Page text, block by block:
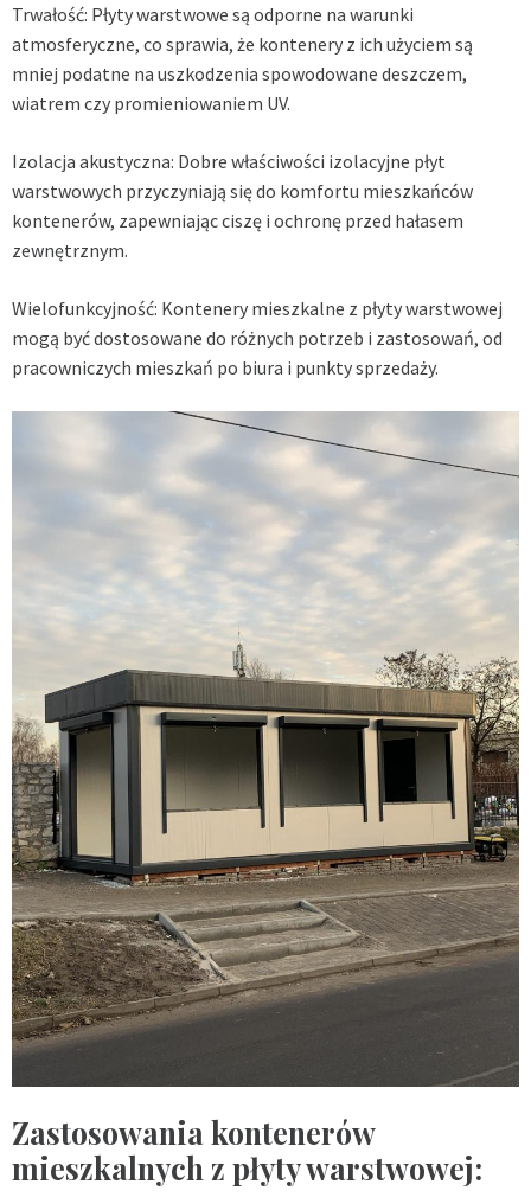
Trwałość: Płyty warstwowe są odporne na warunki
atmosferyczne, co sprawia, że kontenery z ich użyciem są
mniej podatne na uszkodzenia spowodowane deszczem,
wiatrem czy promieniowaniem UV.
Izolacja akustyczna: Dobre właściwości izolacyjne płyt
warstwowych przyczyniają się do komfortu mieszkańców
kontenerów, zapewniając ciszę i ochronę przed hałasem
zewnętrznym.
Wielofunkcyjność: Kontenery mieszkalne z płyty warstwowej
mogą być dostosowane do różnych potrzeb i zastosowań, od
pracowniczych mieszkań po biura i punkty sprzedaży.
Zastosowania kontenerów
mieszkalnych z płyty warstwowej: